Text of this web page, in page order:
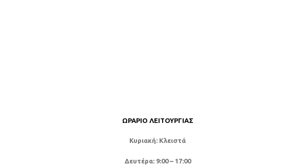
ΩΡΆΡΙΟ ΛΕΙΤΟΥΡΓΊΑΣ
Κυριακή: Κλειστά
Δευτέρα: 9:00 – 17:00